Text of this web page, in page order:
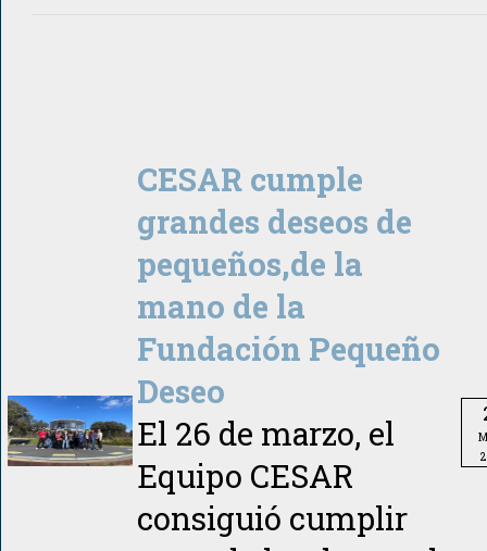
CESAR cumple
grandes deseos de
pequeños,de la
mano de la
Fundación Pequeño
Deseo
El 26 de marzo, el
Equipo CESAR
consiguió cumplir